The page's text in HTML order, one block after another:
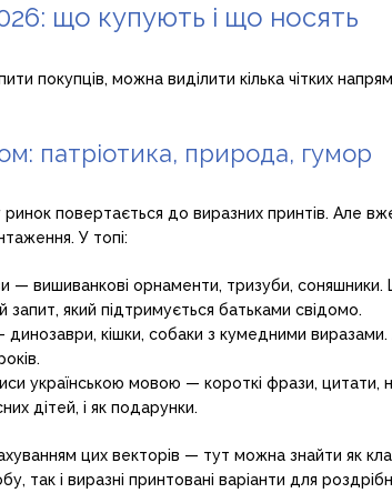
що купують і що носять
покупців, можна виділити кілька чітких
патріотика, природа, гумор
ринок повертається до виразних принтів. Але
У топі:
— вишиванкові орнаменти, тризуби,
запит, який підтримується батьками свідомо.
динозаври, кішки, собаки з кумедними виразами.
українською мовою — короткі фрази, цитати,
дітей, і як подарунки.
цих векторів — тут можна знайти як
так і виразні принтовані варіанти для